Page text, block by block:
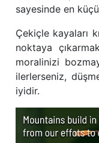
sayesinde en
Çekiçle kayaları
noktaya
moralinizi
ilerlerseniz,
iyidir.